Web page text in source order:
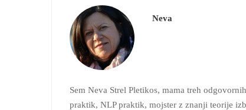
Neva
Sem Neva Strel Pletikos, mama treh
praktik, NLP praktik, mojster z znanji teorije